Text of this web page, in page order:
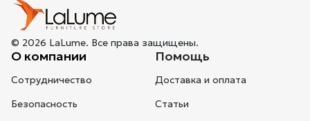
© 2026 LaLume. Все права защищены.
О компании
Сотрудничество
Безопасность
Помощь
Доставка и оплата
Статьи